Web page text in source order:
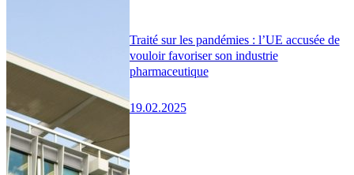
Traité sur les pandémies : l’UE accusée de
vouloir favoriser son industrie
pharmaceutique
19.02.2025